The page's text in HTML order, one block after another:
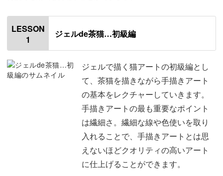
ます。
・茶猫
・シャウト猫
・乙女猫
ジェルや絵具を使って、手描き感が可愛い猫を描いていき
LESSON
1
ジェルde茶猫…初級編
ジェルで描く猫アートの初級編とし
て、茶猫を描きながら手描きアート
の基本をレクチャーしていきます。
手描きアートの最も重要なポイント
は繊細さ。繊細な線や色使いを取り
入れることで、手描きアートとは思
えないほどクオリティの高いアート
に仕上げることができます。